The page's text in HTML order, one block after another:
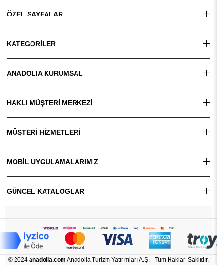
ÖZEL SAYFALAR
KATEGORİLER
ANADOLIA KURUMSAL
HAKLI MÜŞTERİ MERKEZİ
MÜŞTERİ HİZMETLERİ
MOBİL UYGULAMALARIMIZ
GÜNCEL KATALOGLAR
© 2024 anadolia.com Anadolia Turizm Yatırımları A.Ş. - Tüm Hakları Saklıdır.